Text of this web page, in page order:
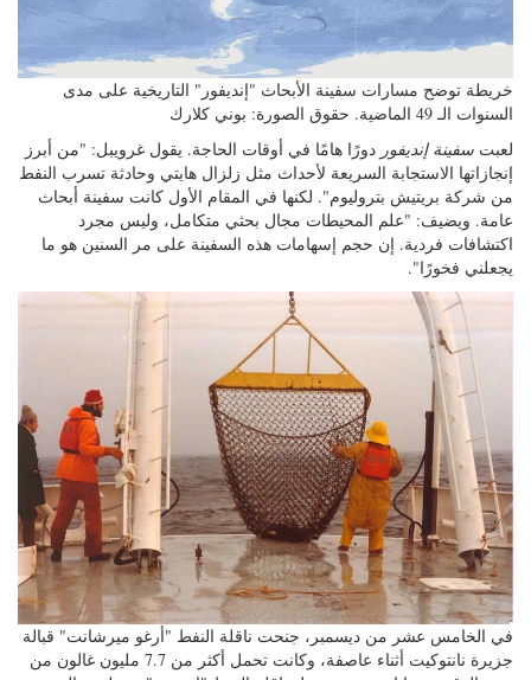
خريطة توضح مسارات سفينة الأبحاث "إنديفور" التاريخية على مدى
السنوات الـ 49 الماضية. حقوق الصورة: بوني كلارك
لعبت سفينة إنديفور دورًا هامًا في أوقات الحاجة. يقول غرويبل: "من أبرز
إنجازاتها الاستجابة السريعة لأحداث مثل زلزال هايتي وحادثة تسرب النفط
من شركة بريتيش بتروليوم". لكنها في المقام الأول كانت سفينة أبحاث
عامة. ويضيف: "علم المحيطات مجال بحثي متكامل، وليس مجرد
اكتشافات فردية. إن حجم إسهامات هذه السفينة على مر السنين هو ما
يجعلني فخورًا".
في الخامس عشر من ديسمبر، جنحت ناقلة النفط "أرغو ميرشانت" قبالة
جزيرة نانتوكيت أثناء عاصفة، وكانت تحمل أكثر من 7.7 مليون غالون من